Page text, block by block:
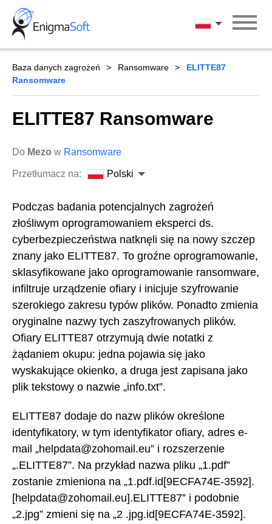
Skip
content
Polski
Baza danych zagrożeń Ransomware
ELITTE87
Ransomware
ELITTE87 Ransomware
Do Mezo w Ransomware
Przetłumacz na: Polski
Podczas badania potencjalnych zagrożeń
złośliwym oprogramowaniem eksperci ds.
cyberbezpieczeństwa natknęli się na nowy szczep
znany jako ELITTE87. To groźne oprogramowanie,
sklasyfikowane jako oprogramowanie ransomware,
infiltruje urządzenie ofiary i inicjuje szyfrowanie
szerokiego zakresu typów plików. Ponadto zmienia
oryginalne nazwy tych zaszyfrowanych plików.
Ofiary ELITTE87 otrzymują dwie notatki z
żądaniem okupu: jedna pojawia się jako
wyskakujące okienko, a druga jest zapisana jako
plik tekstowy o nazwie „info.txt”.
ELITTE87 dodaje do nazw plików określone
identyfikatory, w tym identyfikator ofiary, adres e-
mail „helpdata@zohomail.eu” i rozszerzenie
„.ELITTE87”. Na przykład nazwa pliku „1.pdf”
zostanie zmieniona na „1.pdf.id[9ECFA74E-3592].
[helpdata@zohomail.eu].ELITTE87” i podobnie
„2.jpg” zmieni się na „2 .jpg.id[9ECFA74E-3592].